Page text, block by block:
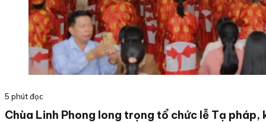
5 phút đọc
Chùa Linh Phong long trọng tổ chức lễ Tạ